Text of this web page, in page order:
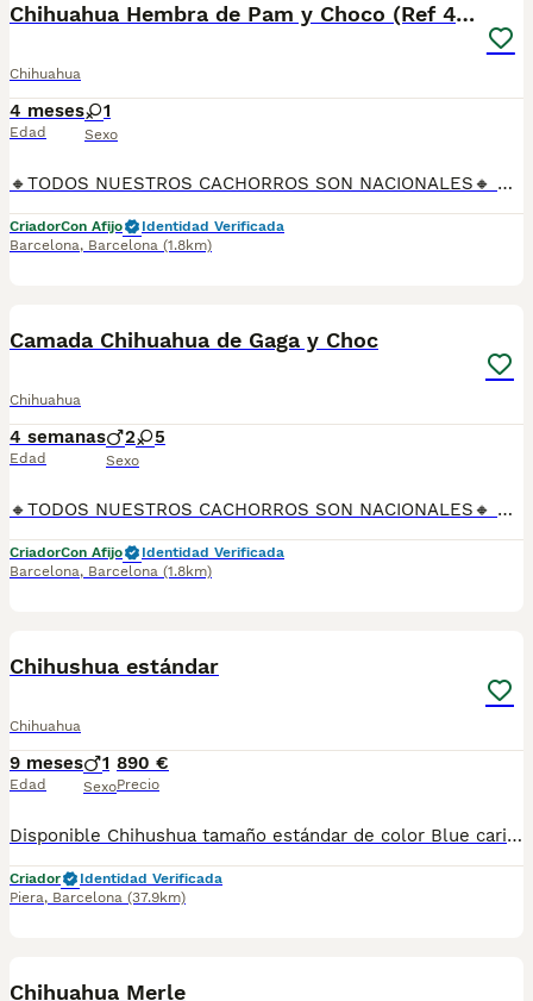
Chihuahua Hembra de Pam y Choco (Ref 4143)
Chihuahua
4 meses
Edad
1
Sexo
🔸TODOS NUESTROS CACHORROS SON NACIONALES🔸 Se entregan con sus vacunas, desparasitaciones internas y externas, microchip y su registro, cartilla sanitaria, contrato de garantías, toda su documentación legal y factura. ✅ Somos un criadero familiar autorizado y certificado por la Generalitat de Catalunya bajo el número de Núcleo Zoológico G25/00314. 💙 Con más de 30 años promoviendo la cría responsable. PARA MÁS INFORMACIÓN: ☎️ TIENDA 933095977 📱 CRIADERO 685878504 📱 WHATSAPP 674320847 🐶 Puedes conocer a los cachorros en persona (cita previa) 💻 Fotos y vídeos www.aquanatura.es 🚙 Hacemos envíos 💰 Financiamos 📌 Calle Roger de Flor 45, muy cerca del Arc de Triomf de Barcelona, de Lunes a Sábados.
CriadorCon Afijo
Identidad Verificada
Barcelona, Barcelona (1.8km)
Camada Chihuahua de Gaga y Choc
Chihuahua
4 semanas
Edad
2 5
Sexo
🔸TODOS NUESTROS CACHORROS SON NACIONALES🔸 Se entregan con sus vacunas, desparasitaciones internas y externas, microchip y su registro, cartilla sanitaria, contrato de garantías, toda su documentación legal y factura. ✅ Somos un criadero familiar autorizado y certificado por la Generalitat de Catalunya bajo el número de Núcleo Zoológico G25/00314. 💙 Con más de 30 años promoviendo la cría responsable. PARA MÁS INFORMACIÓN: ☎️ TIENDA 933095977 📱 CRIADERO 685878504 📱 WHATSAPP 674320847 🐶 Puedes conocer a los cachorros en persona (cita previa) 💻 Fotos y vídeos www.aquanatura.es 🚙 Hacemos envíos 💰 Financiamos 📌 Calle Roger de Flor 45, muy cerca del Arc de Triomf de Barcelona, de Lunes a Sábados.
CriadorCon Afijo
Identidad Verificada
Barcelona, Barcelona (1.8km)
Chihushua estándar
Chihuahua
9 meses
Edad
1
Sexo
890 €
Precio
Disponible Chihushua tamaño estándar de color Blue cariñoso y jugueton. Somos una empresa muy comprometida con el bienestar animal y la cria responsable por ello todos nuestros cachorros son nacidos y criados en nuestro propio Centro , asegurando así un correcto desarrollo y una magnífica socialización, consiguiendo en cada ejemplar un carácter juguetón y extrovertido . Se entregan con el carnet de primeras vacunas con el plan correspondiente a su edad , desparasitados y microchip implantado dado de alta en el registro de Anicom a nombre del nuevo propietario . Facilitamos junto al cachorro contrato de compra con garantías víricas de 15 días y congénitas de 1 año . Contamos con un gran equipo de profesionales entre los que se encuentran educadores, veterinarios y varios auxiliares, cumpliendo así con controles sanitarios diarios . Hacemos envíos a toda España con empresa de transporte privada preocupada por el bienestar y ofreciendo las atenciones necesarias a nuestros bebés . Si estás interesado en alguno de nuestros ejemplares solicita información al 722269698 . También atendemos vía WhatsApp . PRECIO REAL ( incluye el IVA) . Núcleo zoológico B2501315
Criador
Identidad Verificada
Piera, Barcelona (37.9km)
Chihuahua Merle